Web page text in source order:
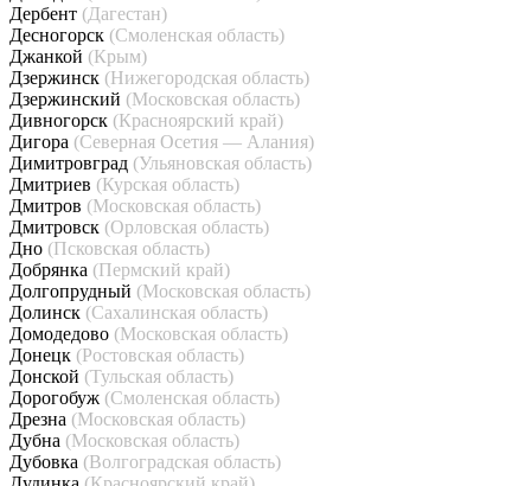
Дербент (Дагестан)
Десногорск (Смоленская область)
Джанкой (Крым)
Дзержинск (Нижегородская область)
Дзержинский (Московская область)
Дивногорск (Красноярский край)
Дигора (Северная Осетия — Алания)
Димитровград (Ульяновская область)
Дмитриев (Курская область)
Дмитров (Московская область)
Дмитровск (Орловская область)
Дно (Псковская область)
Добрянка (Пермский край)
Долгопрудный (Московская область)
Долинск (Сахалинская область)
Домодедово (Московская область)
Донецк (Ростовская область)
Донской (Тульская область)
Дорогобуж (Смоленская область)
Дрезна (Московская область)
Дубна (Московская область)
Дубовка (Волгоградская область)